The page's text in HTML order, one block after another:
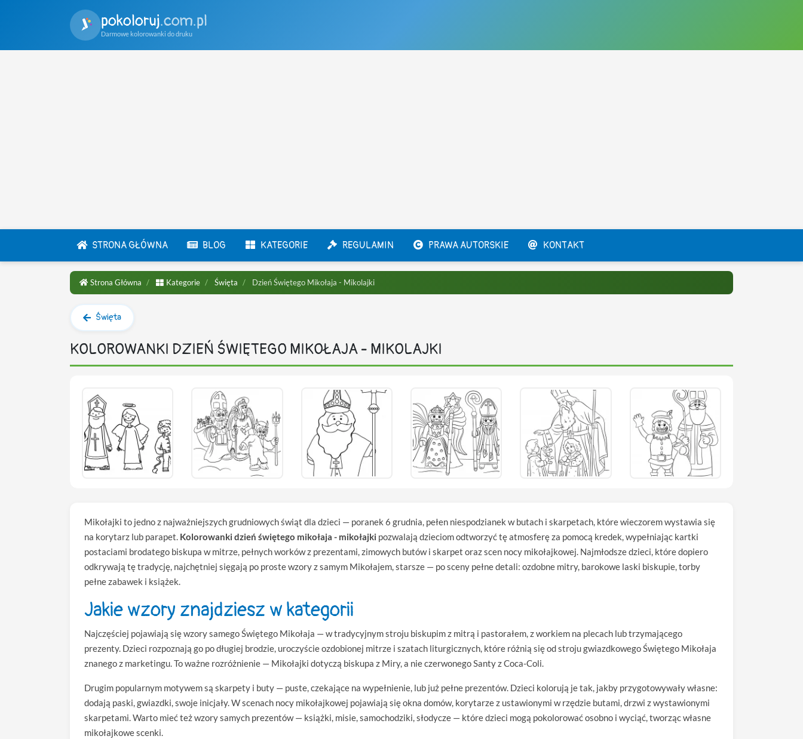
pokoloruj.com.pl
Darmowe kolorowanki do druku
STRONA GŁÓWNA BLOG KATEGORIE REGULAMIN PRAWA AUTORSKIE KONTAKT
Strona Główna Kategorie Święta Dzień Świętego Mikołaja - Mikolajki
Święta
KOLOROWANKI DZIEŃ ŚWIĘTEGO MIKOŁAJA - MIKOLAJKI
Mikołajki to jedno z najważniejszych grudniowych świąt dla dzieci — poranek 6 grudnia, pełen niespodzianek w butach i skarpetach, które wieczorem wystawia się
na korytarz lub parapet. Kolorowanki dzień świętego mikołaja - mikołajki pozwalają dzieciom odtworzyć tę atmosferę za pomocą kredek, wypełniając kartki
postaciami brodatego biskupa w mitrze, pełnych worków z prezentami, zimowych butów i skarpet oraz scen nocy mikołajkowej. Najmłodsze dzieci, które dopiero
odkrywają tę tradycję, najchętniej sięgają po proste wzory z samym Mikołajem, starsze — po sceny pełne detali: ozdobne mitry, barokowe laski biskupie, torby
pełne zabawek i książek.
Jakie wzory znajdziesz w kategorii
Najczęściej pojawiają się wzory samego Świętego Mikołaja — w tradycyjnym stroju biskupim z mitrą i pastorałem, z workiem na plecach lub trzymającego
prezenty. Dzieci rozpoznają go po długiej brodzie, uroczyście ozdobionej mitrze i szatach liturgicznych, które różnią się od stroju gwiazdkowego Świętego Mikołaja
znanego z marketingu. To ważne rozróżnienie — Mikołajki dotyczą biskupa z Miry, a nie czerwonego Santy z Coca-Coli.
Drugim popularnym motywem są skarpety i buty — puste, czekające na wypełnienie, lub już pełne prezentów. Dzieci kolorują je tak, jakby przygotowywały własne:
dodają paski, gwiazdki, swoje inicjały. W scenach nocy mikołajkowej pojawiają się okna domów, korytarze z ustawionymi w rzędzie butami, drzwi z wystawionymi
skarpetami. Warto mieć też wzory samych prezentów — książki, misie, samochodziki, słodycze — które dzieci mogą pokolorować osobno i wyciąć, tworząc własne
mikołajkowe scenki.